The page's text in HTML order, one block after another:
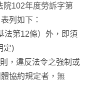
院102年度勞訴字第
列如下：
法第12條）外，即須
定)
，違反法令之強制或
協約規定者，無